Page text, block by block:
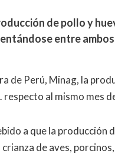
de pollo y
entre
de Perú, Minag, la
al mismo mes
a que la producción
de aves,